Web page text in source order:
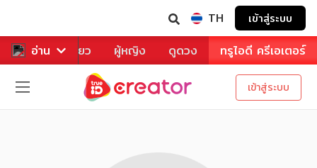
TH เข้าสู่ระบบ
อ่าน
หาร ท่องเที่ยว ผู้หญิง ดูดวง ทรูไอดี ครีเอเตอร์
เข้าสู่ระบบ